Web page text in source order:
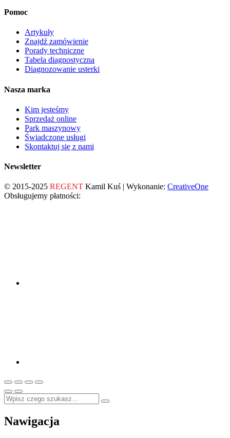
Pomoc
Artykuły
Znajdź zamówienie
Porady techniczne
Tabela diagnostyczna
Diagnozowanie usterki
Nasza marka
Kim jesteśmy
Sprzedaż online
Park maszynowy
Świadczone usługi
Skontaktuj się z nami
Newsletter
© 2015-2025 REGENT Kamil Kuś | Wykonanie: CreativeOne
Obsługujemy płatności:
Nawigacja